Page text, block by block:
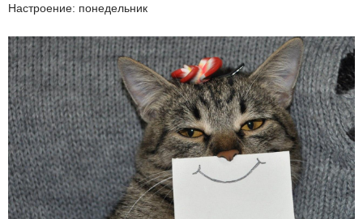
Настроение: понедельник